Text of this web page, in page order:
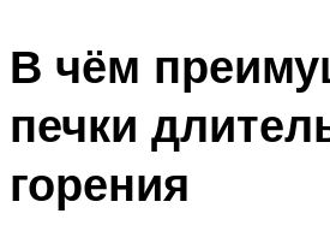
В чём
печки
горения